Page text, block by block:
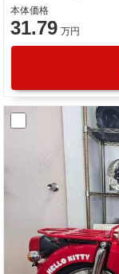
本体価格
31.79 万円